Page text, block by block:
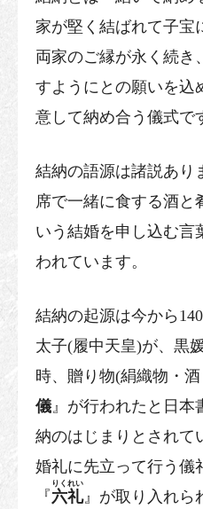
家が堅く結ばれて子宝
両家のご縁が永く続き
すようにとの願いを込
意して納め合う儀式で
結納の語源は諸説あり
席で一緒に食する酒と
いう結婚を申し込む言
われています。
結納の起源は今から
太子(履中天皇)が、黒
時、贈り物(絹織物・
儀 』が行われたと日
納のはじまりとされて
婚礼に先立って行う儀
『六礼
りくれい
』が取り入れら